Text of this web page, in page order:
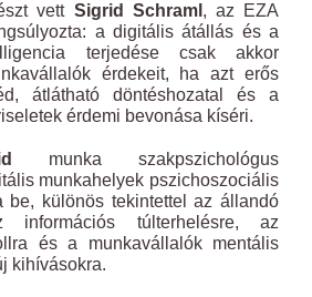
vett Sigrid Schraml , az EZA
a digitális átállás és a
terjedése csak akkor
érdekeit, ha azt erős
átlátható döntéshozatal és a
érdemi bevonása kíséri.
munka szakpszichológus
munkahelyek pszichoszociális
be, különös tekintettel az állandó
információs túlterhelésre, az
és a munkavállalók mentális
kihívásokra.